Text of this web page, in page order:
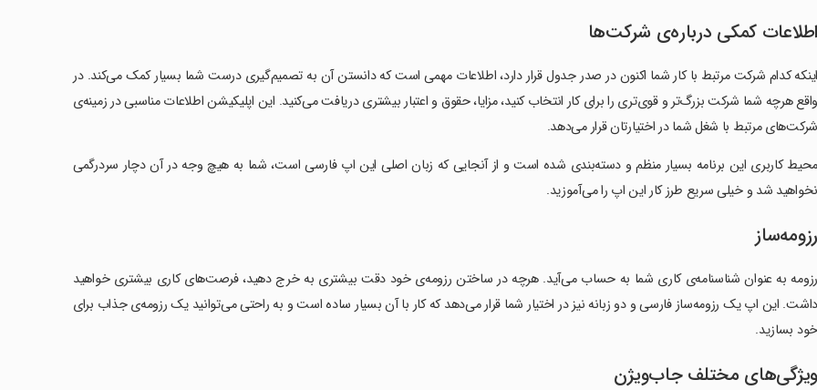
اطلاعات کمکی درباره‌ی شرکت‌ها
اینکه کدام شرکت مرتبط با کار شما اکنون در صدر جدول قرار دارد، اطلاعات مهمی است که دانستن آن به تصمیم‌گیری درست شما بسیار کمک می‌کند. در
واقع هرچه شما شرکت بزرگ‌تر و قوی‌تری را برای کار انتخاب کنید، مزایا، حقوق و اعتبار بیشتری دریافت می‌کنید. این اپلیکیشن اطلاعات مناسبی در زمینه‌ی
شرکت‌های مرتبط با شغل شما در اختیارتان قرار می‌دهد.
محیط کاربری این برنامه بسیار منظم و دسته‌بندی شده است و از آنجایی که زبان اصلی این اپ فارسی است، شما به هیچ وجه در آن دچار سردرگمی
نخواهید شد و خیلی سریع طرز کار این اپ را می‌آموزید.
رزومه‌ساز
رزومه به عنوان شناسنامه‌ی کاری شما به حساب می‌آید. هرچه در ساختن رزومه‌ی خود دقت بیشتری به خرج دهید، فرصت‌های کاری بیشتری خواهید
داشت. این اپ یک رزومه‌ساز فارسی و دو زبانه نیز در اختیار شما قرار می‌دهد که کار با آن بسیار ساده است و به راحتی می‌توانید یک رزومه‌ی جذاب برای
خود بسازید.
ویژگی‌های مختلف جاب‌ویژن